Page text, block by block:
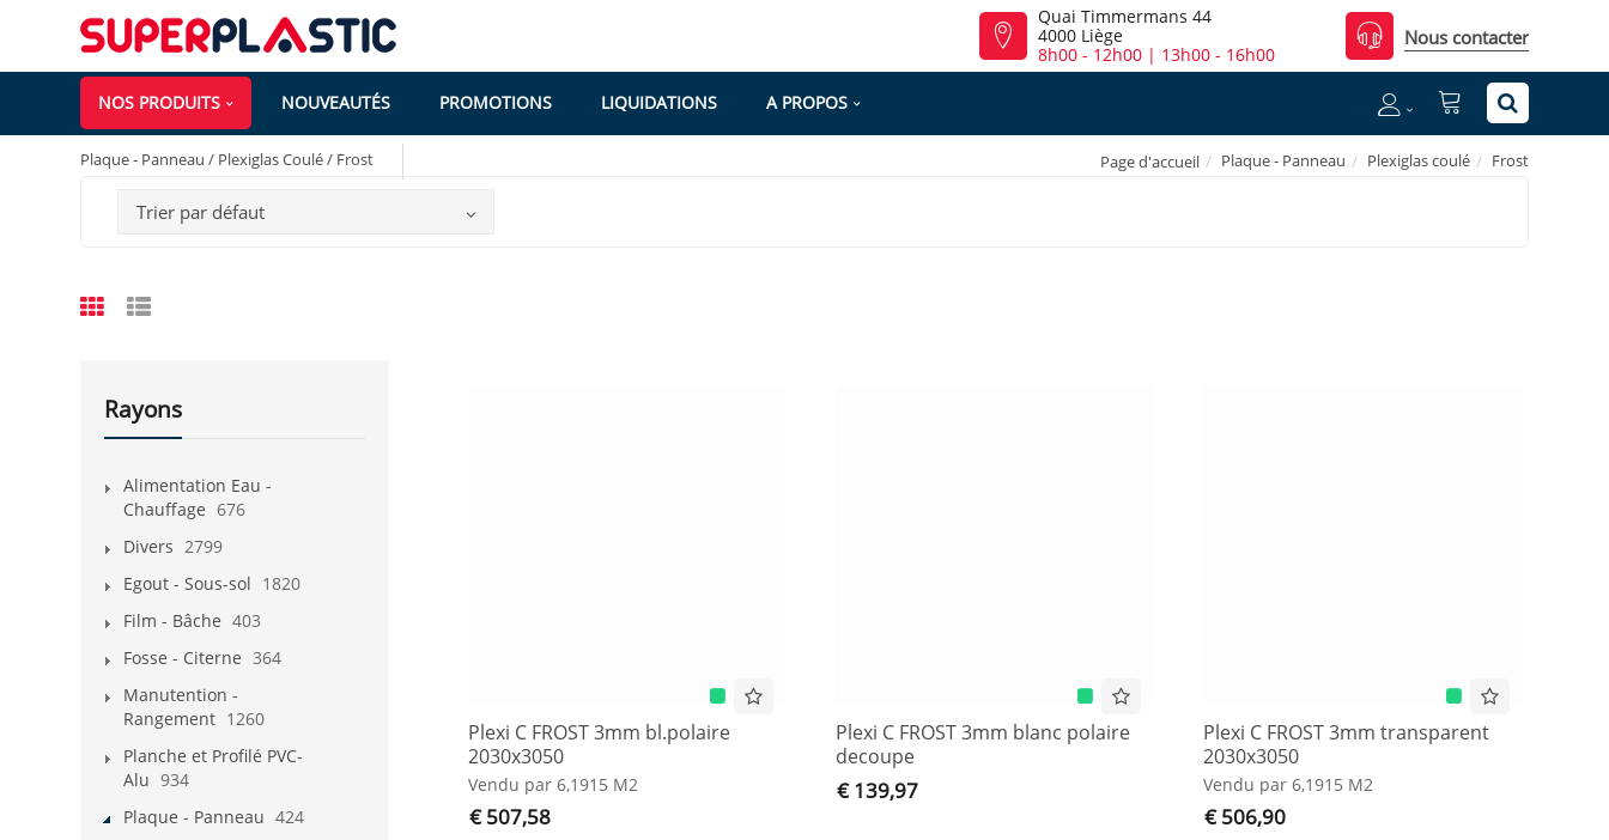
Quai Timmermans 44
4000 Liège
8h00 - 12h00 | 13h00 - 16h00
Nous contacter
NOS PRODUITS NOUVEAUTÉS PROMOTIONS LIQUIDATIONS A PROPOS
Plaque - Panneau / Plexiglas Coulé / Frost Page d'accueil Plaque - Panneau Plexiglas coulé Frost
Trier par défaut
Plexi C FROST 3mm bl.polaire
2030x3050
Vendu par 6,1915 M2
€ 507,58
Plexi C FROST 3mm blanc polaire
decoupe
€ 139,97
Plexi C FROST 3mm transparent
2030x3050
Vendu par 6,1915 M2
€ 506,90
Rayons
Alimentation Eau -
Chauffage 676
Divers 2799
Egout - Sous-sol 1820
Film - Bâche 403
Fosse - Citerne 364
Manutention -
Rangement 1260
Planche et Profilé PVC-
Alu 934
Plaque - Panneau 424